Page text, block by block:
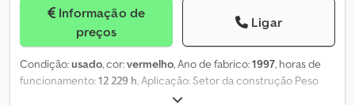
Informação de
preços
Ligar
Condição:usado, cor:vermelho, Ano de fabrico:1997, horas de
funcionamento:12 229 h , Aplicação: Setor da construção Peso
sem carga: 36.000 kg Contactar o departamento comercial para